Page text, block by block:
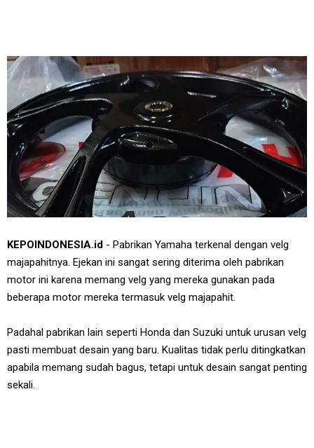
KEPOINDONESIA.id - Pabrikan Yamaha terkenal dengan velg
majapahitnya. Ejekan ini sangat sering diterima oleh pabrikan
motor ini karena memang velg yang mereka gunakan pada
beberapa motor mereka termasuk velg majapahit.
Padahal pabrikan lain seperti Honda dan Suzuki untuk urusan velg
pasti membuat desain yang baru. Kualitas tidak perlu ditingkatkan
apabila memang sudah bagus, tetapi untuk desain sangat penting
sekali.